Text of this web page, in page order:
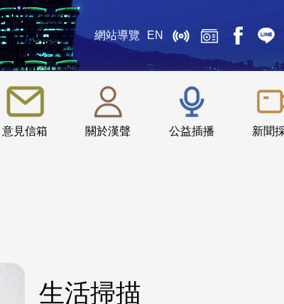
網站導覽 EN
意見信箱 關於漢聲 公益插播 新聞
:::
生活掃描